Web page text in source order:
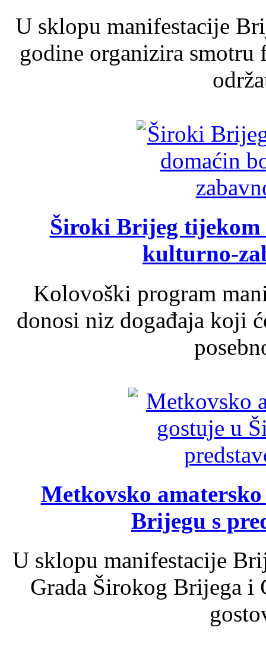
U sklopu manifestacije
godine organizira
Široki Brijeg tijekom
kulturno-
Kolovoški program
donosi niz događaja koji
Metkovsko
Brijegu s
U sklopu manifestacije
Grada Širokog Brijega